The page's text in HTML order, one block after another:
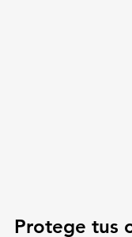
Protege tus